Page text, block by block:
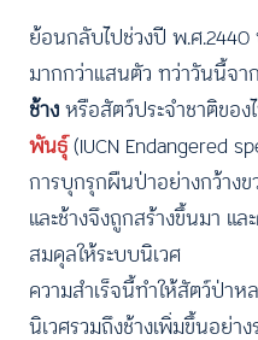
ย้อนกลับไปช่วงปี พ.ศ.2440
มากกว่าแสนตัว ทว่าวันนี้จ
ช้างหรือสัตว์ประจำชาติขอ
พันธุ์(IUCN Endangered
การบุกรุกผืนป่าอย่างกว้าง
และช้างจึงถูกสร้างขึ้นมา แ
สมดุลให้ระบบนิเวศ
ความสำเร็จนี้ทำให้สัตว์ป่า
นิเวศรวมถึงช้างเพิ่มขึ้นอย่า